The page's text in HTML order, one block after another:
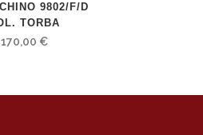
9802/F/D
TORBA
170,00 €